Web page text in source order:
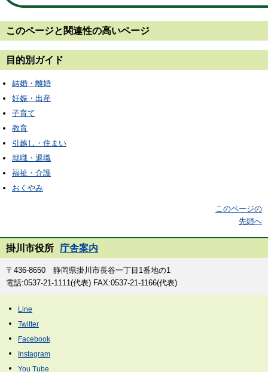
このページと 関連性の高いページ
目的別ガイド
結婚・離婚
妊娠・出産
子育て
教育
引越し・住まい
就職・退職
福祉・介護
おくやみ
このページの
先頭へ
掛川市役所 庁舎案内
〒436-8650 静岡県掛川市長谷一丁目1番地の1
電話:0537-21-1111(代表) FAX:0537-21-1166(代表)